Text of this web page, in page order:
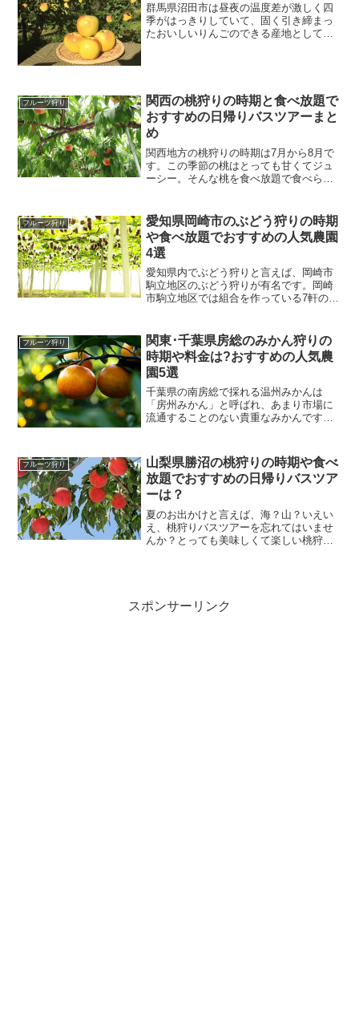
群馬県沼田市は昼夜の温度差が激しく四
季がはっきりしていて、固く引き締まっ
たおいしいりんごのできる産地として有
フルーツ狩り
関西の桃狩りの時期と食べ放題で
おすすめの日帰りバスツアーまと
め
関西地方の桃狩りの時期は7月から8月で
す。この季節の桃はとっても甘くてジュ
ーシー。そんな桃を食べ放題で食べられ
楽しめる日帰りバスツアー2016について
まとめてみました。関...
フルーツ狩り
愛知県岡崎市のぶどう狩りの時期
や食べ放題でおすすめの人気農園
4選
愛知県内でぶどう狩りと言えば、岡崎市
駒立地区のぶどう狩りが有名です。岡崎
市駒立地区では組合を作っている7軒の農
のぶどう狩りを楽しめます。さらに各農
園では、ぶどう狩りのほ...
フルーツ狩り
関東･千葉県房総のみかん狩りの
時期や料金は?おすすめの人気農
園5選
千葉県の南房総で採れる温州みかんは
「房州みかん」と呼ばれ、あまり市場に
流通することのない貴重なみかんです。
てジューシー。甘さの中にもほどよい酸
味があって、コクのある濃い...
フルーツ狩り
山梨県勝沼の桃狩りの時期や食べ
放題でおすすめの日帰りバスツア
ーは？
夏のお出かけと言えば、海？山？いえい
え、桃狩りバスツアーを忘れてはいませ
んか？とっても美味しくて楽しい桃狩り
スポンサーリンク